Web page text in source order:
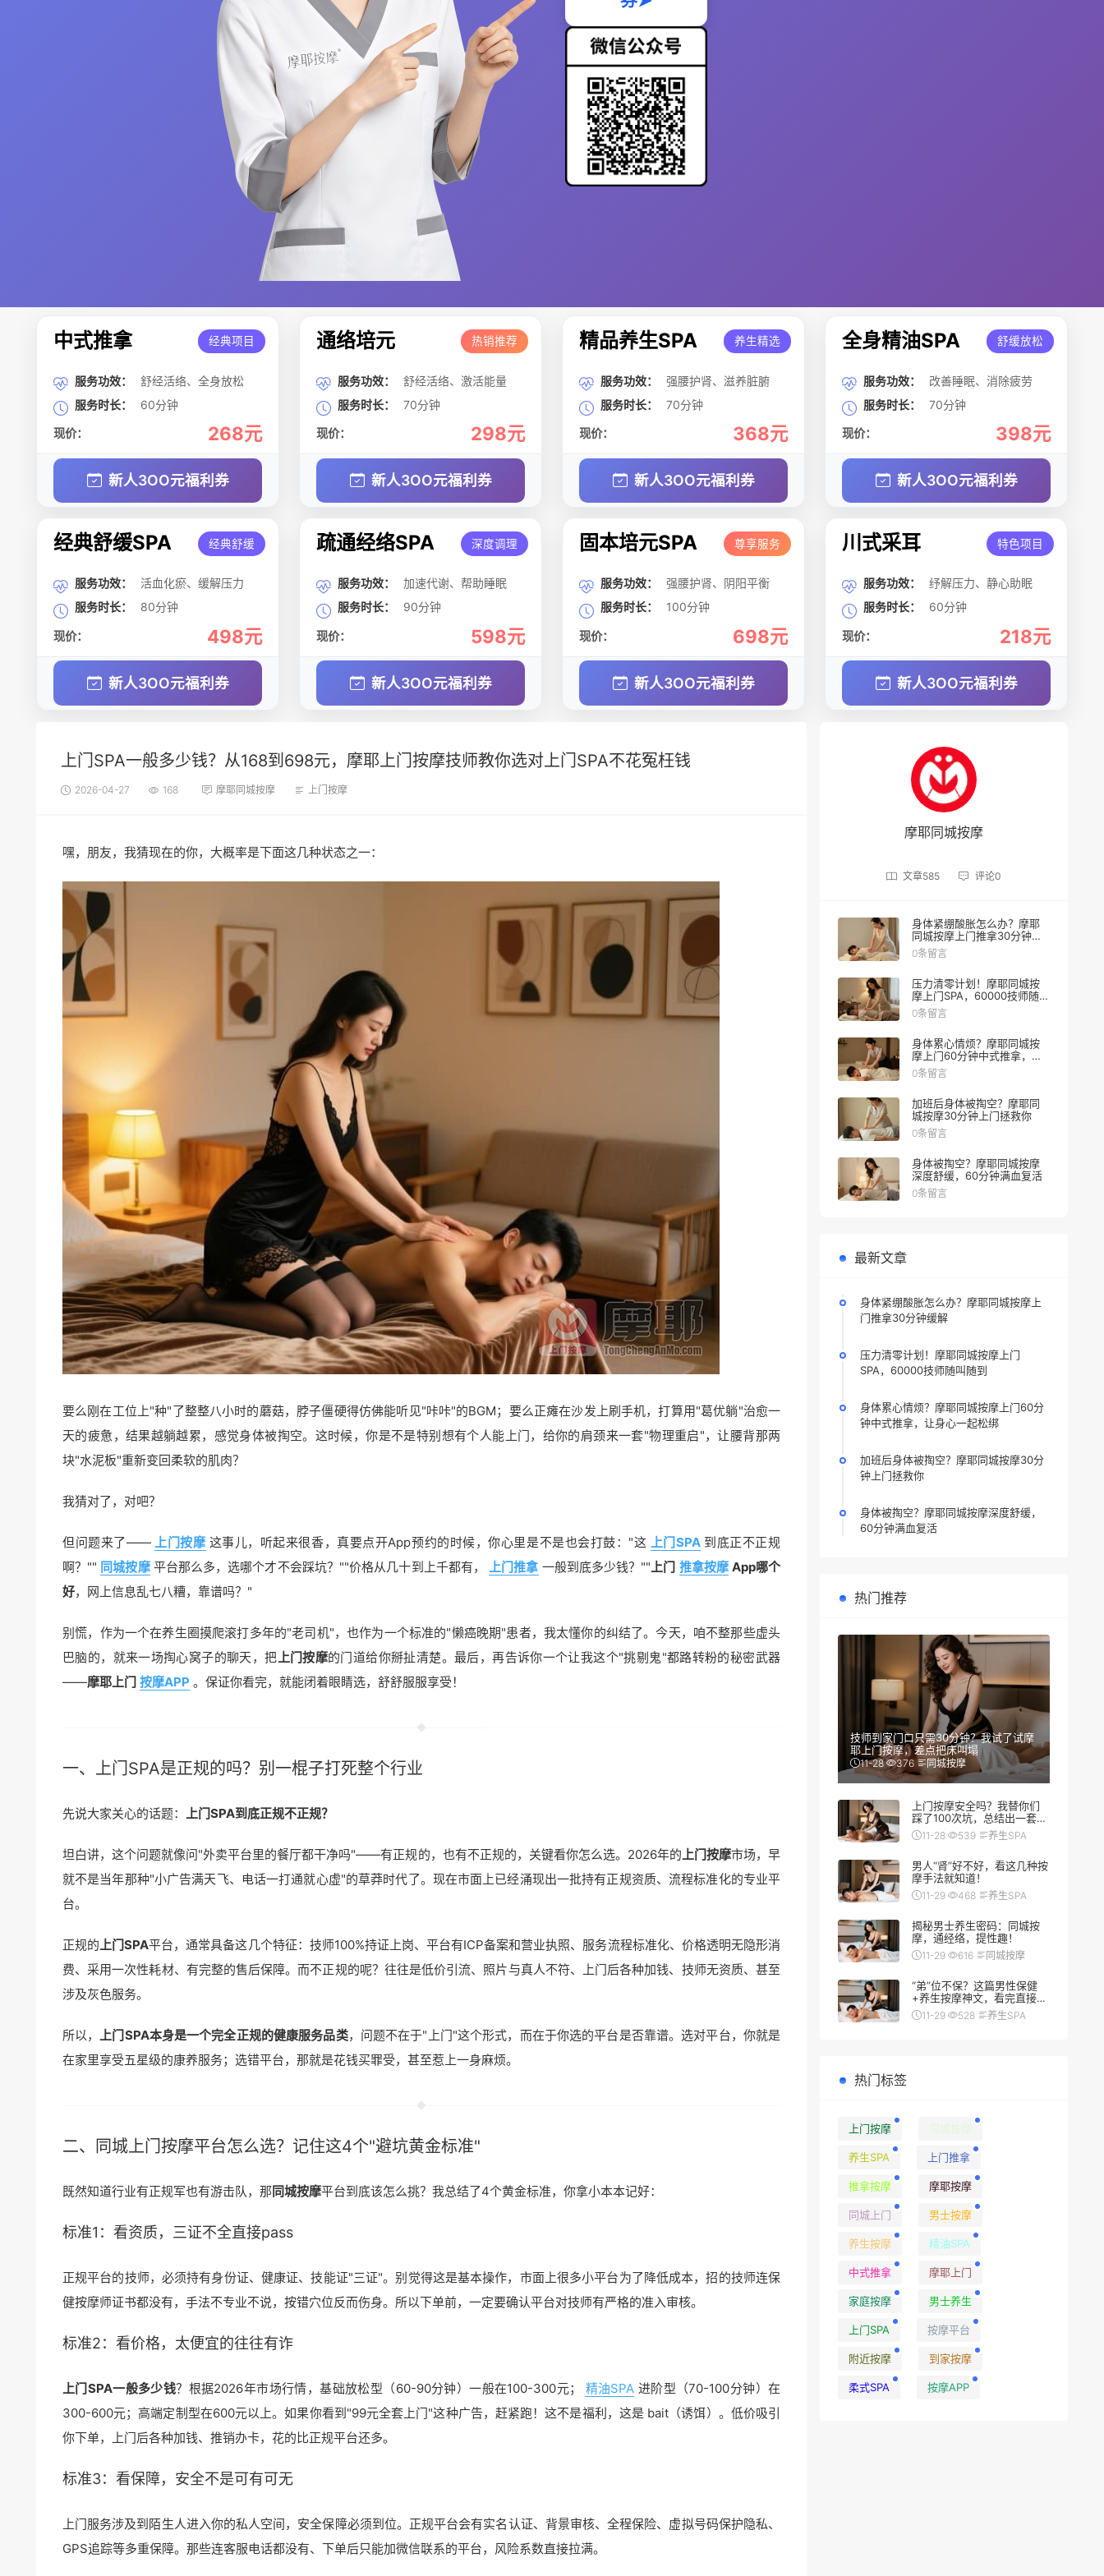
中式推拿 经典项目
服务功效：
舒经活络、全身放松
服务时长：
60分钟
现价： 268元
新人3OO元福利券
通络培元 热销推荐
服务功效：
舒经活络、激活能量
服务时长：
70分钟
现价： 298元
新人3OO元福利券
精品养生SPA 养生精选
服务功效：
强腰护肾、滋养脏腑
服务时长：
70分钟
现价： 368元
新人3OO元福利券
全身精油SPA 舒缓放松
服务功效：
改善睡眠、消除疲劳
服务时长：
70分钟
现价： 398元
新人3OO元福利券
经典舒缓SPA 经典舒缓
服务功效：
活血化瘀、缓解压力
服务时长：
80分钟
现价： 498元
新人3OO元福利券
疏通经络SPA 深度调理
服务功效：
加速代谢、帮助睡眠
服务时长：
90分钟
现价： 598元
新人3OO元福利券
固本培元SPA 尊享服务
服务功效：
强腰护肾、阴阳平衡
服务时长：
100分钟
现价： 698元
新人3OO元福利券
川式采耳 特色项目
服务功效：
纾解压力、静心助眠
服务时长：
60分钟
现价： 218元
新人3OO元福利券
上门SPA一般多少钱？从168到698元，摩耶上门按摩技师教你选对上门SPA不花冤枉钱
2026-04-27 168 摩耶同城按摩 上门按摩
嘿，朋友，我猜现在的你，大概率是下面这几种状态之一：
要么刚在工位上"种"了整整八小时的蘑菇，脖子僵硬得仿佛能听见"咔咔"的BGM；要么正瘫在沙发上刷手机，打算用"葛优躺"治愈一
天的疲惫，结果越躺越累，感觉身体被掏空。这时候，你是不是特别想有个人能上门，给你的肩颈来一套"物理重启"，让腰背那两
块"水泥板"重新变回柔软的肌肉？
我猜对了，对吧？
但问题来了—— 上门按摩 这事儿，听起来很香，真要点开App预约的时候，你心里是不是也会打鼓："这 上门SPA 到底正不正规
啊？"" 同城按摩 平台那么多，选哪个才不会踩坑？""价格从几十到上千都有， 上门推拿 一般到底多少钱？""上门 推拿按摩 App哪个
好，网上信息乱七八糟，靠谱吗？"
别慌，作为一个在养生圈摸爬滚打多年的"老司机"，也作为一个标准的"懒癌晚期"患者，我太懂你的纠结了。今天，咱不整那些虚头
巴脑的，就来一场掏心窝子的聊天，把上门按摩的门道给你掰扯清楚。最后，再告诉你一个让我这个"挑剔鬼"都路转粉的秘密武器
——摩耶上门 按摩APP 。保证你看完，就能闭着眼睛选，舒舒服服享受！
一、上门SPA是正规的吗？别一棍子打死整个行业
先说大家关心的话题： 上门SPA到底正规不正规？
坦白讲，这个问题就像问"外卖平台里的餐厅都干净吗"——有正规的，也有不正规的，关键看你怎么选。2026年的上门按摩市场，早
就不是当年那种"小广告满天飞、电话一打通就心虚"的草莽时代了。现在市面上已经涌现出一批持有正规资质、流程标准化的专业平
台。
正规的上门SPA平台，通常具备这几个特征：技师100%持证上岗、平台有ICP备案和营业执照、服务流程标准化、价格透明无隐形消
费、采用一次性耗材、有完整的售后保障。而不正规的呢？往往是低价引流、照片与真人不符、上门后各种加钱、技师无资质、甚至
涉及灰色服务。
所以，上门SPA本身是一个完全正规的健康服务品类，问题不在于"上门"这个形式，而在于你选的平台是否靠谱。选对平台，你就是
在家里享受五星级的康养服务；选错平台，那就是花钱买罪受，甚至惹上一身麻烦。
二、 同城上门按摩平台怎么选？记住这4个"避坑黄金标准"
既然知道行业有正规军也有游击队，那同城按摩平台到底该怎么挑？我总结了4个黄金标准，你拿小本本记好：
标准1：看资质，三证不全直接pass
正规平台的技师，必须持有身份证、健康证、技能证"三证"。别觉得这是基本操作，市面上很多小平台为了降低成本，招的技师连保
健按摩师证书都没有，手法不专业不说，按错穴位反而伤身。所以下单前，一定要确认平台对技师有严格的准入审核。
标准2：看价格，太便宜的往往有诈
上门SPA一般多少钱？根据2026年市场行情，基础放松型（60-90分钟）一般在100-300元； 精油SPA 进阶型（70-100分钟）在
300-600元；高端定制型在600元以上。如果你看到"99元全套上门"这种广告，赶紧跑！这不是福利，这是 bait（诱饵）。低价吸引
你下单，上门后各种加钱、推销办卡，花的比正规平台还多。
标准3：看保障，安全不是可有可无
上门服务涉及到陌生人进入你的私人空间，安全保障必须到位。正规平台会有实名认证、背景审核、全程保险、虚拟号码保护隐私、
GPS追踪等多重保障。那些连客服电话都没有、下单后只能加微信联系的平台，风险系数直接拉满。
摩耶同城按摩
文章585 评论0
身体紧绷酸胀怎么办？摩耶
同城按摩上门推拿30分钟缓
解
0条留言
压力清零计划！摩耶同城按
摩上门SPA，60000技师随叫
随到
0条留言
身体累心情烦？摩耶同城按
摩上门60分钟中式推拿，让
身心一起松绑
0条留言
加班后身体被掏空？摩耶同
城按摩30分钟上门拯救你
0条留言
身体被掏空？摩耶同城按摩
深度舒缓，60分钟满血复活
0条留言
最新文章
身体紧绷酸胀怎么办？摩耶同城按摩上
门推拿30分钟缓解
压力清零计划！摩耶同城按摩上门
SPA，60000技师随叫随到
身体累心情烦？摩耶同城按摩上门60分
钟中式推拿，让身心一起松绑
加班后身体被掏空？摩耶同城按摩30分
钟上门拯救你
身体被掏空？摩耶同城按摩深度舒缓，
60分钟满血复活
热门推荐
技师到家门口只需30分钟？我试了试摩
耶上门按摩，差点把床叫塌
11-28 376 同城按摩
上门按摩安全吗？我替你们
踩了100次坑，总结出一套防
翻车秘籍
11-28 539 养生SPA
男人“肾”好不好，看这几种按
摩手法就知道！
11-29 468 养生SPA
揭秘男士养生密码：同城按
摩，通经络，提性趣！
11-29 616 同城按摩
“弟”位不保？这篇男性保健
+养生按摩神文，看完直接硬
（朗）了
11-29 528 养生SPA
热门标签
上门按摩 同城按摩
养生SPA 上门推拿
推拿按摩 摩耶按摩
同城上门 男士按摩
养生按摩 精油SPA
中式推拿 摩耶上门
家庭按摩 男士养生
上门SPA 按摩平台
附近按摩 到家按摩
柔式SPA 按摩APP